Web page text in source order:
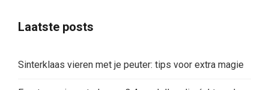
Laatste posts
Sinterklaas vieren met je peuter: tips voor extra magie